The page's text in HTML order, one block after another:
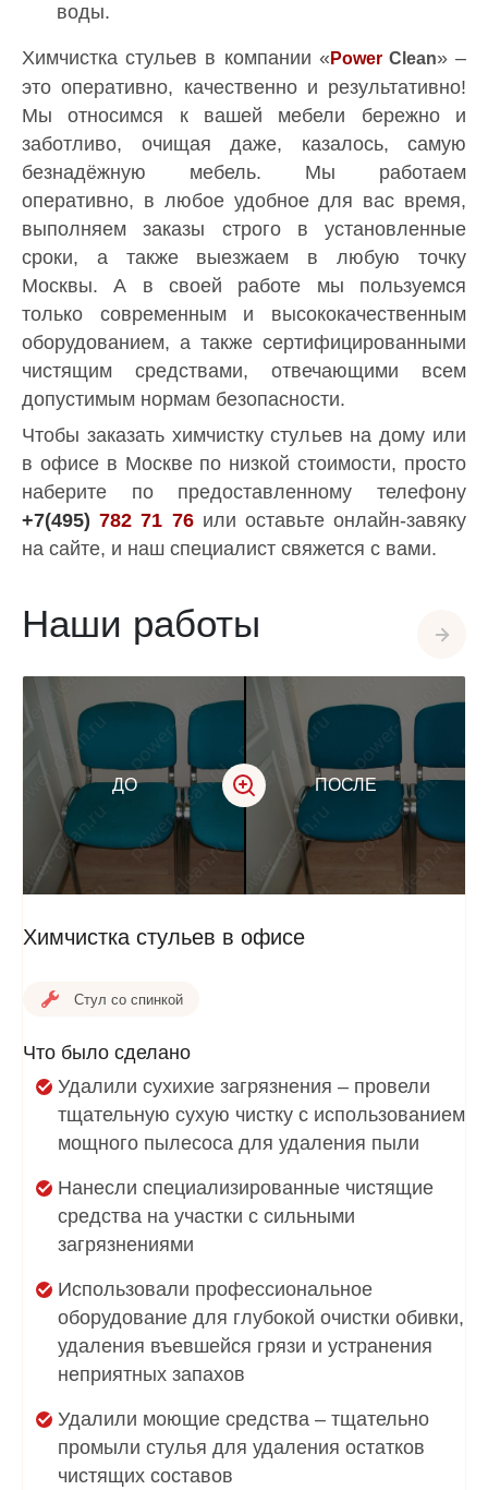
воды.
Химчистка стульев в компании « PowerClean» –
это оперативно, качественно и результативно!
Мы относимся к вашей мебели бережно и
заботливо, очищая даже, казалось, самую
безнадёжную мебель. Мы работаем
оперативно, в любое удобное для вас время,
выполняем заказы строго в установленные
сроки, а также выезжаем в любую точку
Москвы. А в своей работе мы пользуемся
только современным и высококачественным
оборудованием, а также сертифицированными
чистящим средствами, отвечающими всем
допустимым нормам безопасности.
Чтобы заказать химчистку стульев на дому или
в офисе в Москве по низкой стоимости, просто
наберите по предоставленному телефону
+7(495) 782 71 76 или оставьте онлайн-завяку
на сайте, и наш специалист свяжется с вами.
Наши работы
ДО ПОСЛЕ
Химчистка стульев в офисе
Стул со спинкой
Что было сделано
Удалили сухихие загрязнения – провели
тщательную сухую чистку с использованием
мощного пылесоса для удаления пыли
Нанесли специализированные чистящие
средства на участки с сильными
загрязнениями
Использовали профессиональное
оборудование для глубокой очистки обивки,
удаления въевшейся грязи и устранения
неприятных запахов
Удалили моющие средства – тщательно
промыли стулья для удаления остатков
чистящих составов